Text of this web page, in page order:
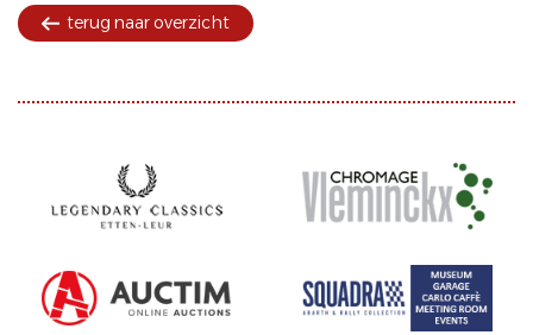
terug naar overzicht